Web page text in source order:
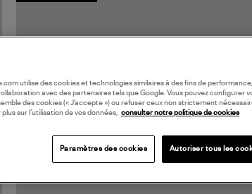
utilise des cookies et technologies similaires à des fins de
avec des partenaires tels que Google. Vous pouvez configurer
des cookies (« J’accepte ») ou refuser ceux non strictement
plus sur l’utilisation de vos données, consulter notre politique de cookies
Paramètres des cookies Autoriser tous les